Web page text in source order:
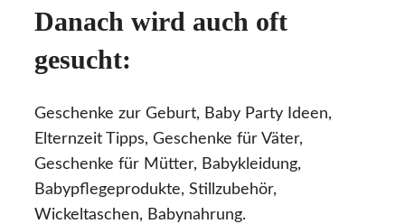
Danach wird auch oft
gesucht:
Geschenke zur Geburt, Baby Party Ideen,
Elternzeit Tipps, Geschenke für Väter,
Geschenke für Mütter, Babykleidung,
Babypflegeprodukte, Stillzubehör,
Wickeltaschen, Babynahrung.